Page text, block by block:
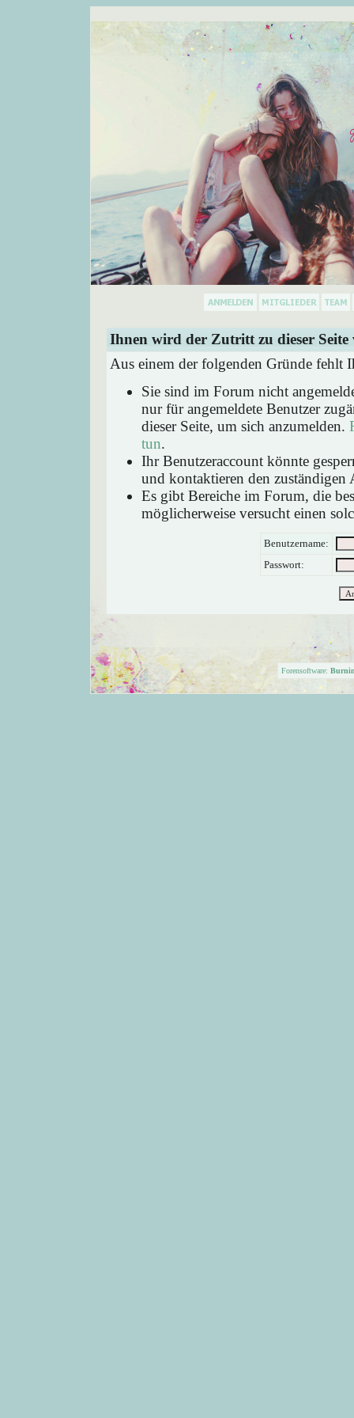
Ihnen wird der Zutritt zu dieser Seite
Aus einem der folgenden Gründe fehlt
Sie sind im Forum nicht
nur für angemeldete Benutzer
dieser Seite, um sich anzumelden.
tun.
Ihr Benutzeraccount könnte
und kontaktieren den zuständigen
Es gibt Bereiche im Forum, die
möglicherweise versucht einen
Benutzername:
Passwort:
Forensoftware: